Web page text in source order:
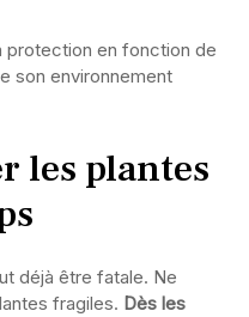
protection en fonction de
son environnement
les plantes
déjà être fatale. Ne
fragiles. Dès les